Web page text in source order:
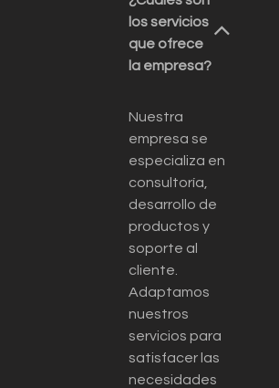
los servicios
que ofrece
la empresa?
Nuestra
empresa se
especializa en
consultoría,
desarrollo de
productos y
soporte al
cliente.
Adaptamos
nuestros
servicios para
satisfacer las
necesidades